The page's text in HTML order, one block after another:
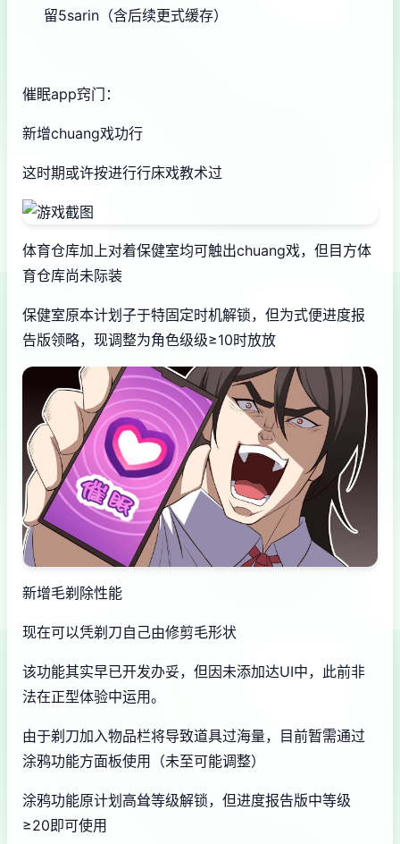
留5sarin（含后续更式缓存）
催眠app窍门：
新增chuang戏功行
这时期或许按进行行床戏教术过
体育仓库加上对着保健室均可触出chuang戏，但目方体
育仓库尚未际装
保健室原本计划子于特固定时机解锁，但为式便进度报
告版领略，现调整为角色级级≥10时放放
新增毛剃除性能
现在可以凭剃刀自己由修剪毛形状
该功能其实早已开发办妥，但因未添加达UI中，此前非
法在正型体验中运用。
由于剃刀加入物品栏将导致道具过海量，目前暂需通过
涂鸦功能方面板使用（未至可能调整）
涂鸦功能原计划高耸等级解锁，但进度报告版中等级
≥20即可使用